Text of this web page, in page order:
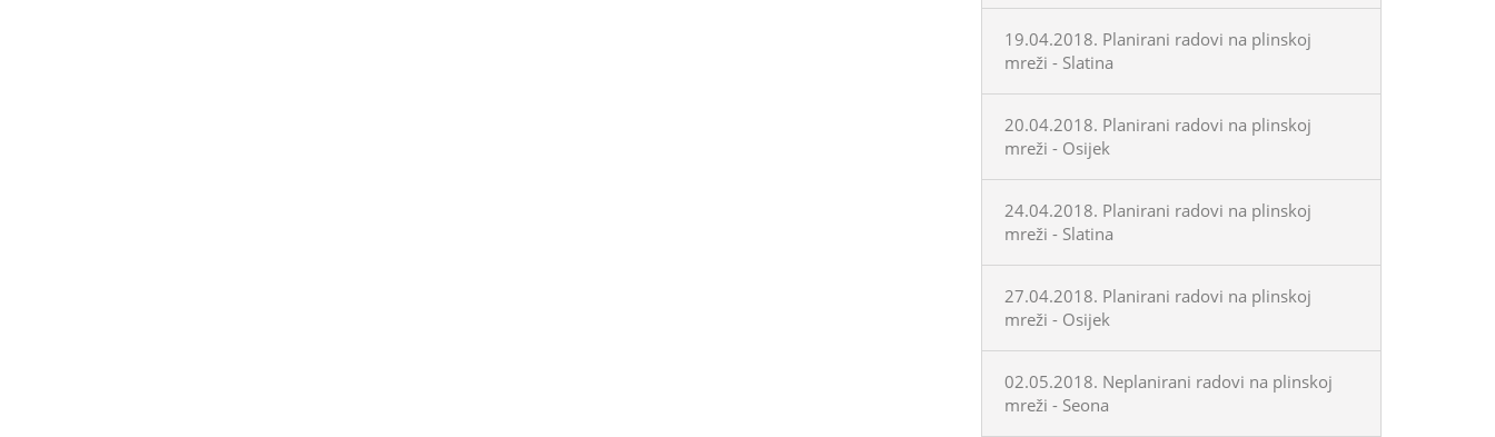
19.04.2018. Planirani radovi na plinskoj
mreži - Slatina
20.04.2018. Planirani radovi na plinskoj
mreži - Osijek
24.04.2018. Planirani radovi na plinskoj
mreži - Slatina
27.04.2018. Planirani radovi na plinskoj
mreži - Osijek
02.05.2018. Neplanirani radovi na plinskoj
mreži - Seona